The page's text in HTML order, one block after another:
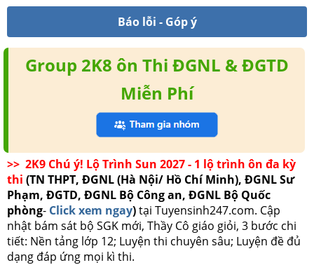
Báo lỗi - Góp ý
Group 2K8 ôn Thi ĐGNL & ĐGTD
Miễn Phí
>> 2K9 Chú ý! Lộ Trình Sun 2027 - 1 lộ trình ôn đa kỳ
thi (TN THPT, ĐGNL (Hà Nội/ Hồ Chí Minh), ĐGNL Sư
Phạm, ĐGTD, ĐGNL Bộ Công an, ĐGNL Bộ Quốc
phòng- Click xem ngay)tại Tuyensinh247.com. Cập
nhật bám sát bộ SGK mới, Thầy Cô giáo giỏi, 3 bước chi
tiết: Nền tảng lớp 12; Luyện thi chuyên sâu; Luyện đề đủ
dạng đáp ứng mọi kì thi.